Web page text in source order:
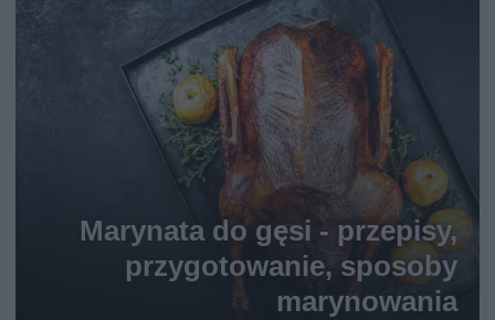
Marynata do gęsi - przepisy,
przygotowanie, sposoby
marynowania